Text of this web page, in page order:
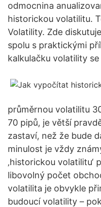
odmocnina
historickou volatilitu.
Volatility. Zde
spolu s praktickými
kalkulačku volatility
průměrnou volatilitu
70 pipů, je větší
zastaví, než že bude
minulost je vždy
‚historickou volatilitu‘
libovolný počet
volatilita je obvykle
budoucí volatility –